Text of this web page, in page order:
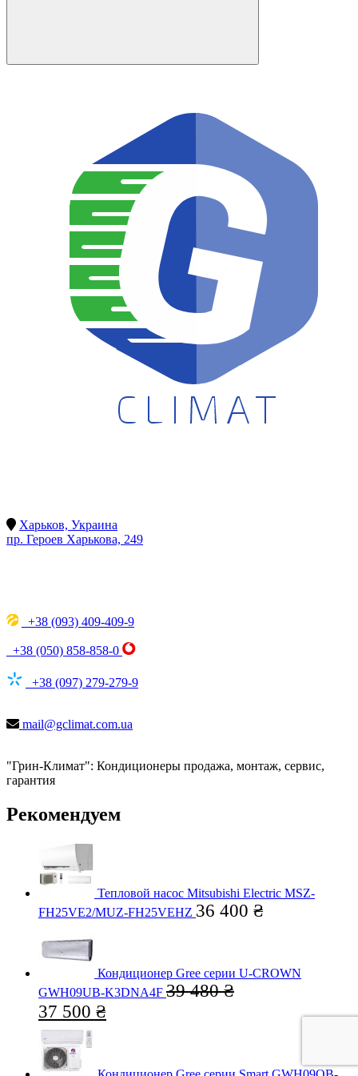
Харьков, Украина
пр. Героев Харькова, 249
+38 (093) 409-409-9
+38 (050) 858-858-0
+38 (097) 279-279-9
mail@gclimat.com.ua
"Грин-Климат": Кондиционеры продажа, монтаж, сервис,
гарантия
Рекомендуем
Тепловой насос Mitsubishi Electric MSZ-
FH25VE2/MUZ-FH25VEHZ 36 400 ₴
Кондиционер Gree серии U-CROWN
GWH09UB-K3DNA4F 39 480₴
37 500 ₴